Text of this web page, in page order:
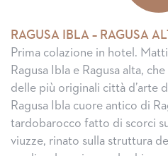
RAGUSA IBLA – RAGUSA
Prima colazione in hotel.
Ragusa Ibla e Ragusa alta,
delle più originali città d’arte
Ragusa Ibla cuore antico di
tardobarocco fatto di scorci
viuzze, rinato sulla struttura